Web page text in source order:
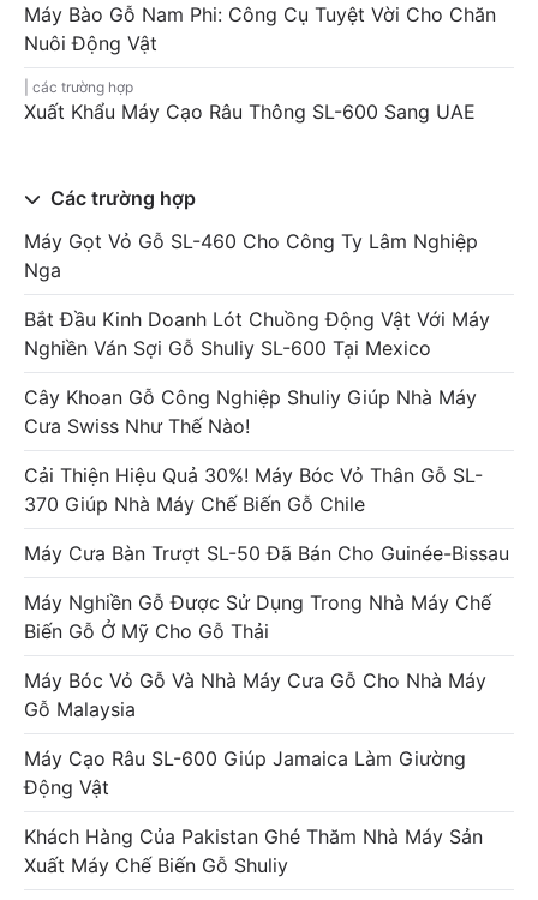
Máy Bào Gỗ Nam Phi: Công Cụ Tuyệt Vời Cho Chăn
Nuôi Động Vật
các trường hợp
Xuất Khẩu Máy Cạo Râu Thông SL-600 Sang UAE
Các trường hợp
Máy Gọt Vỏ Gỗ SL-460 Cho Công Ty Lâm Nghiệp
Nga
Bắt Đầu Kinh Doanh Lót Chuồng Động Vật Với Máy
Nghiền Ván Sợi Gỗ Shuliy SL-600 Tại Mexico
Cây Khoan Gỗ Công Nghiệp Shuliy Giúp Nhà Máy
Cưa Swiss Như Thế Nào!
Cải Thiện Hiệu Quả 30%! Máy Bóc Vỏ Thân Gỗ SL-
370 Giúp Nhà Máy Chế Biến Gỗ Chile
Máy Cưa Bàn Trượt SL-50 Đã Bán Cho Guinée-Bissau
Máy Nghiền Gỗ Được Sử Dụng Trong Nhà Máy Chế
Biến Gỗ Ở Mỹ Cho Gỗ Thải
Máy Bóc Vỏ Gỗ Và Nhà Máy Cưa Gỗ Cho Nhà Máy
Gỗ Malaysia
Máy Cạo Râu SL-600 Giúp Jamaica Làm Giường
Động Vật
Khách Hàng Của Pakistan Ghé Thăm Nhà Máy Sản
Xuất Máy Chế Biến Gỗ Shuliy